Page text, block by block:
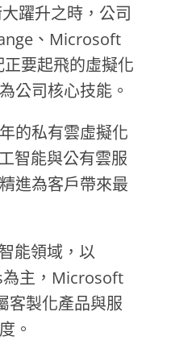
躍升之時，公司
、Microsoft
要起飛的虛擬化
公司核心技能。
的私有雲虛擬化
智能與公有雲服
進為客戶帶來最
能領域，以
主，Microsoft
客製化產品與服
。